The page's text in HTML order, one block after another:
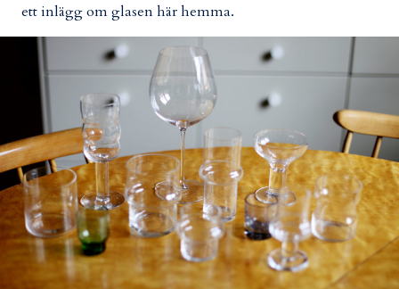
ett inlägg om glasen här hemma.